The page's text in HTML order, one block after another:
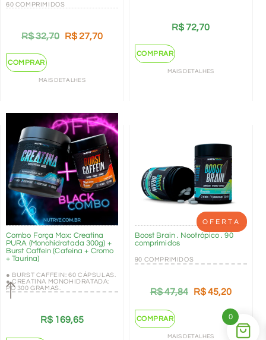
60 COMPRIMIDOS
R$32,70 R$27,70
COMPRAR
MAIS DETALHES
R$72,70
COMPRAR
MAIS DETALHES
Combo Força Max: Creatina
PURA (Monohidratada 300g) +
Burst Caffein (Cafeína + Cromo
+ Taurina)
● BURST CAFFEIN: 60 CÁPSULAS.
● CREATINA MONOHIDRATADA:
PÓ 300 GRAMAS.
R$169,65
OFERTA
Boost Brain . Nootrópico . 90
comprimidos
90 COMPRIMIDOS
R$47,84 R$45,20
COMPRAR
MAIS DETALHES
0